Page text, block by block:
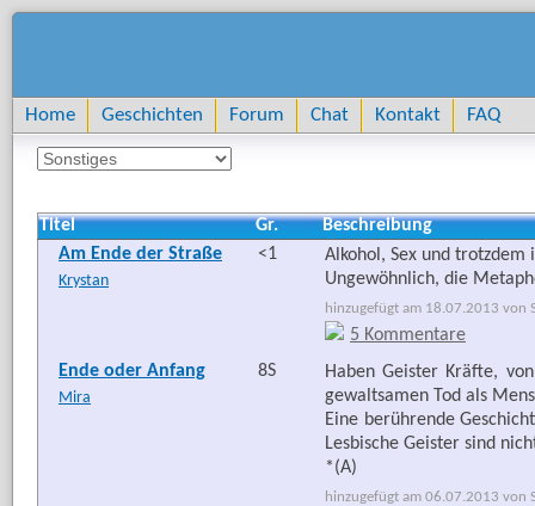
Home Geschichten Forum Chat Kontakt FAQ
Titel Gr.
Beschreibung
Am Ende der Straße
Krystan
<1
Alkohol, Sex und
Ungewöhnlich, die
hinzugefügt am 18.07.2013 von
5 Kommentare
Ende oder Anfang
Mira
8S
Haben Geister Kräfte,
gewaltsamen Tod als
Eine berührende
Lesbische Geister sind
*(A)
hinzugefügt am 06.07.2013 von